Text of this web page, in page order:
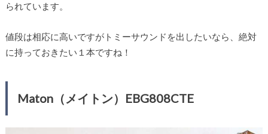
られています。
値段は相応に高いですがトミーサウンドを出したいなら、絶対
に持っておきたい１本ですね！
Maton（メイトン）EBG808CTE